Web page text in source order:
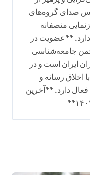
صدای گروه‌های
منصفانه
دارد. **عضویت در
جامعه‌شناسی
ایران است و در
رسانه و
دارد. **آخرین